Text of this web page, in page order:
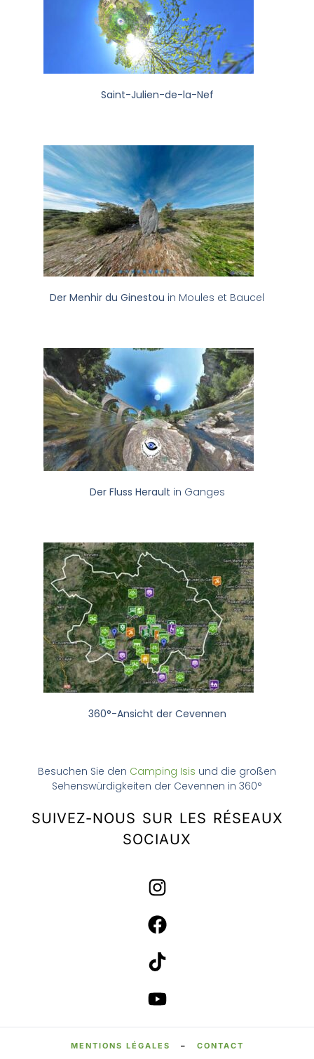
Saint-Julien-de-la-Nef
Der Menhir du Ginestou in Moules et Baucel
Der Fluss Herault in Ganges
360°-Ansicht der Cevennen
Besuchen Sie den Camping Isis und die großen
Sehenswürdigkeiten der Cevennen in 360°
SUIVEZ-NOUS SUR LES RÉSEAUX
SOCIAUX
MENTIONS LÉGALES – CONTACT